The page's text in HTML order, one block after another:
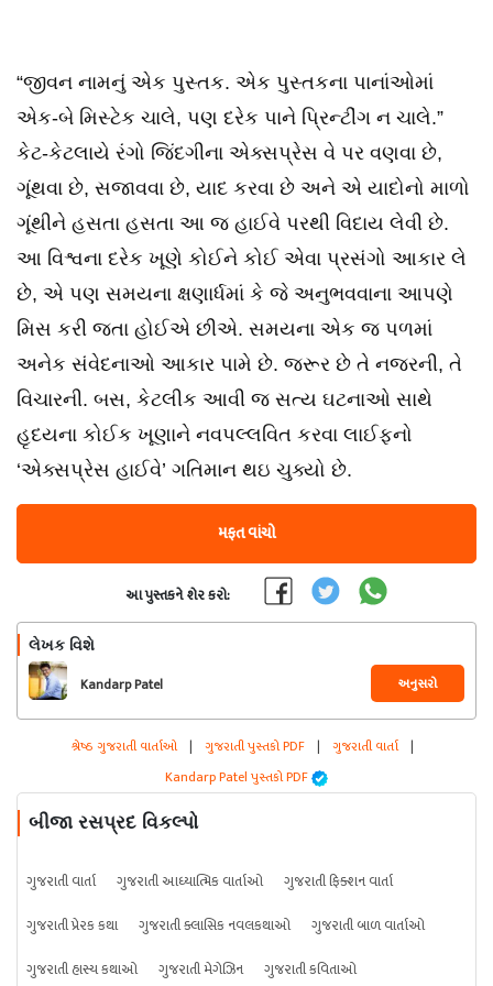
“જીવન નામનું એક પુસ્તક. એક પુસ્તકના પાનાંઓમાં
એક-બે મિસ્ટેક ચાલે, પણ દરેક પાને પ્રિન્ટીંગ ન ચાલે.”
કેટ-કેટલાયે રંગો જિંદગીના એક્સપ્રેસ વે પર વણવા છે,
ગૂંથવા છે, સજાવવા છે, યાદ કરવા છે અને એ યાદોનો માળો
ગૂંથીને હસતા હસતા આ જ હાઈવે પરથી વિદાય લેવી છે.
આ વિશ્વના દરેક ખૂણે કોઈને કોઈ એવા પ્રસંગો આકાર લે
છે, એ પણ સમયના ક્ષણાર્ધમાં કે જે અનુભવવાના આપણે
મિસ કરી જતા હોઈએ છીએ. સમયના એક જ પળમાં
અનેક સંવેદનાઓ આકાર પામે છે. જરૂર છે તે નજરની, તે
વિચારની. બસ, કેટલીક આવી જ સત્ય ઘટનાઓ સાથે
હૃદયના કોઈક ખૂણાને નવપલ્લવિત કરવા લાઈફનો
‘એક્સપ્રેસ હાઈવે’ ગતિમાન થઇ ચુક્યો છે.
મફત વાંચો
આ પુસ્તકને શેર કરો:
લેખક વિશે
Kandarp Patel અનુસરો
શ્રેષ્ઠ ગુજરાતી વાર્તાઓ | ગુજરાતી પુસ્તકો PDF | ગુજરાતી વાર્તા |
Kandarp Patel પુસ્તકો PDF
બીજા રસપ્રદ વિકલ્પો
ગુજરાતી વાર્તા ગુજરાતી આધ્યાત્મિક વાર્તાઓ
ગુજરાતી ફિક્શન વાર્તા
ગુજરાતી પ્રેરક કથા
ગુજરાતી ક્લાસિક નવલકથાઓ
ગુજરાતી બાળ વાર્તાઓ
ગુજરાતી હાસ્ય કથાઓ
ગુજરાતી મેગેઝિન ગુજરાતી કવિતાઓ